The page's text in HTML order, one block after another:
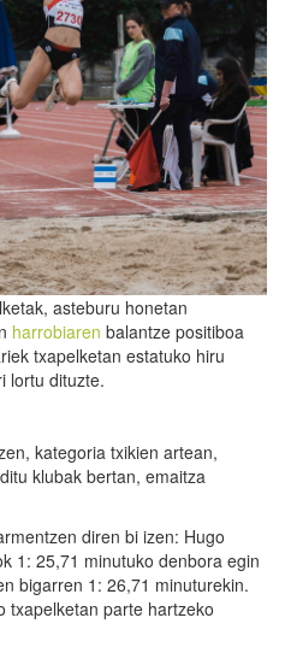
asteburu honetan
harrobiaren balantze positiboa
txapelketan estatuko hiru
lortu dituzte.
kategoria txikien artean,
klubak bertan, emaitza
diren bi izen: Hugo
1: 25,71 minutuko denbora egin
bigarren 1: 26,71 minuturekin.
txapelketan parte hartzeko